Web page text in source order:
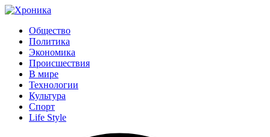
Общество
Политика
Экономика
Происшествия
В мире
Технологии
Культура
Спорт
Life Style